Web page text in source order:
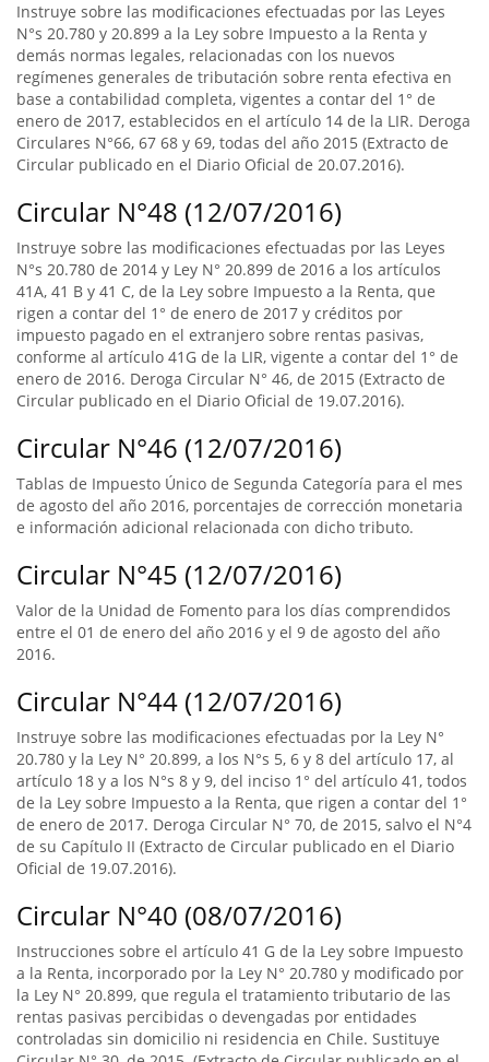
Instruye sobre las modificaciones efectuadas por las Leyes
N°s 20.780 y 20.899 a la Ley sobre Impuesto a la Renta y
demás normas legales, relacionadas con los nuevos
regímenes generales de tributación sobre renta efectiva en
base a contabilidad completa, vigentes a contar del 1° de
enero de 2017, establecidos en el artículo 14 de la LIR. Deroga
Circulares N°66, 67 68 y 69, todas del año 2015 (Extracto de
Circular publicado en el Diario Oficial de 20.07.2016).
Circular N°48 (12/07/2016)
Instruye sobre las modificaciones efectuadas por las Leyes
N°s 20.780 de 2014 y Ley N° 20.899 de 2016 a los artículos
41A, 41 B y 41 C, de la Ley sobre Impuesto a la Renta, que
rigen a contar del 1° de enero de 2017 y créditos por
impuesto pagado en el extranjero sobre rentas pasivas,
conforme al artículo 41G de la LIR, vigente a contar del 1° de
enero de 2016. Deroga Circular N° 46, de 2015 (Extracto de
Circular publicado en el Diario Oficial de 19.07.2016).
Circular N°46 (12/07/2016)
Tablas de Impuesto Único de Segunda Categoría para el mes
de agosto del año 2016, porcentajes de corrección monetaria
e información adicional relacionada con dicho tributo.
Circular N°45 (12/07/2016)
Valor de la Unidad de Fomento para los días comprendidos
entre el 01 de enero del año 2016 y el 9 de agosto del año
2016.
Circular N°44 (12/07/2016)
Instruye sobre las modificaciones efectuadas por la Ley N°
20.780 y la Ley N° 20.899, a los N°s 5, 6 y 8 del artículo 17, al
artículo 18 y a los N°s 8 y 9, del inciso 1° del artículo 41, todos
de la Ley sobre Impuesto a la Renta, que rigen a contar del 1°
de enero de 2017. Deroga Circular N° 70, de 2015, salvo el N°4
de su Capítulo II (Extracto de Circular publicado en el Diario
Oficial de 19.07.2016).
Circular N°40 (08/07/2016)
Instrucciones sobre el artículo 41 G de la Ley sobre Impuesto
a la Renta, incorporado por la Ley N° 20.780 y modificado por
la Ley N° 20.899, que regula el tratamiento tributario de las
rentas pasivas percibidas o devengadas por entidades
controladas sin domicilio ni residencia en Chile. Sustituye